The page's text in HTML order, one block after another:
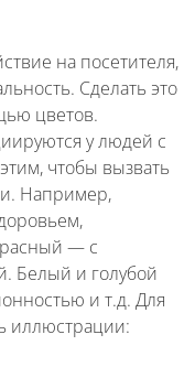
на посетителя,
Сделать это
цветов.
у людей с
чтобы вызвать
Например,
— с
Белый и голубой
и т.д. Для
иллюстрации: